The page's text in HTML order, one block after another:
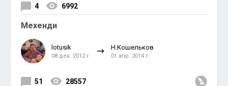
4 6992
Мехенди
lotusik
08 дек. 2012 г.
Н.Кошельков
01 апр. 2014 г.
51 28557